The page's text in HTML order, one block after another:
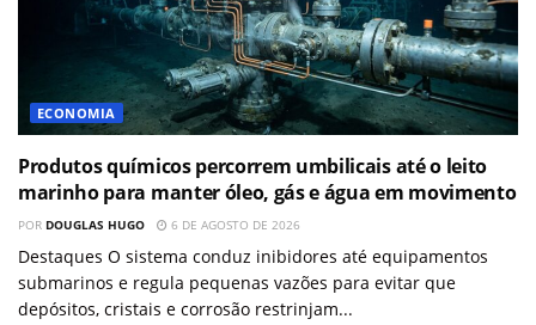
ECONOMIA
Produtos químicos percorrem umbilicais até o leito
marinho para manter óleo, gás e água em movimento
POR DOUGLAS HUGO 6 DE AGOSTO DE 2026
Destaques O sistema conduz inibidores até equipamentos
submarinos e regula pequenas vazões para evitar que
depósitos, cristais e corrosão restrinjam...